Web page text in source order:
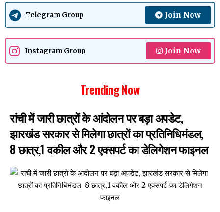
Telegram Group Join Now
Instagram Group Join Now
Trending Now
रांची में जारी छात्रों के आंदोलन पर बड़ा अपडेट,
झारखंड सरकार से मिलेगा छात्रों का प्रतिनिधिमंडल,
8 छात्र,1 वकील और 2 एक्सपर्ट का डेलिगेशन फाइनल